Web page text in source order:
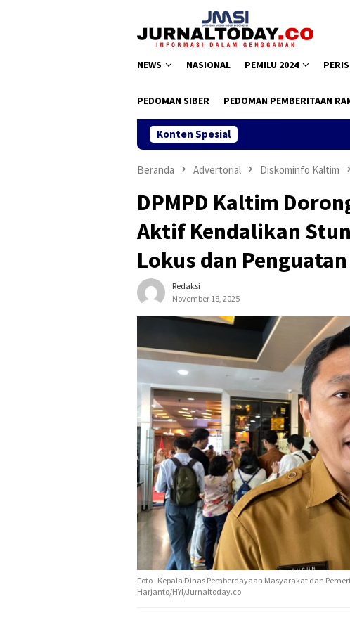
NEWS NASIONAL PEMILU 2024
PEDOMAN SIBER PEDOMAN PEMBERITAAN
Konten Spesial
Beranda Advertorial Diskominfo Kaltim
DPMPD Kaltim
Aktif Kendalikan
Lokus dan
Redaksi
November 18, 2025
Foto : Kepala Dinas Pemberdayaan Masyarakat dan
Harjanto/HYI/Jurnaltoday.co